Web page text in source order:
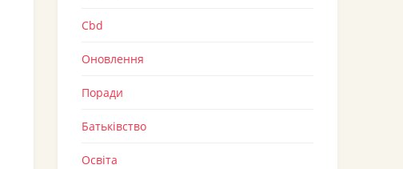
Cbd
Оновлення
Поради
Батьківство
Освіта